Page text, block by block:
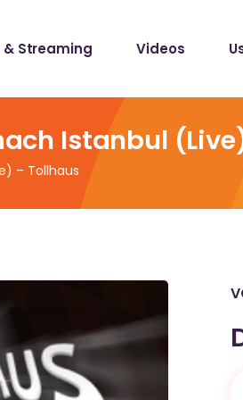
& Streaming Videos
Istanbul
– Tollhaus